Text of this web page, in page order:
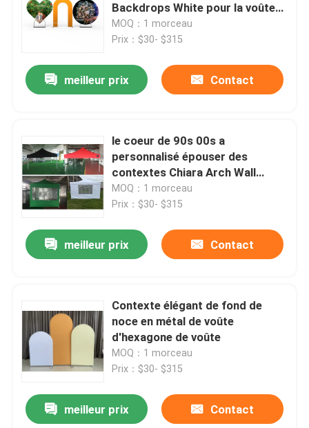
Produits
Vidéos
A propos de nous
Backdrops White pour la voûte
de ballon
MOQ：1 morceau
Prix：$30- $315
meilleur prix Contact
le coeur de 90s 00s a
personnalisé épouser des
contextes Chiara Arch Wall
Lightweight
MOQ：1 morceau
Prix：$30- $315
meilleur prix Contact
Contexte élégant de fond de
noce en métal de voûte
d'hexagone de voûte
MOQ：1 morceau
Prix：$30- $315
meilleur prix Contact